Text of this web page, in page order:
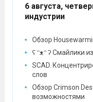
6 августа,
индустрии
Обзор
ʕ ᵔᴥᵔ ʔ Смайлики
SCAD.
слов
Обзор Crimson
возможностями